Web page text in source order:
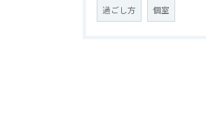
過ごし方 個室